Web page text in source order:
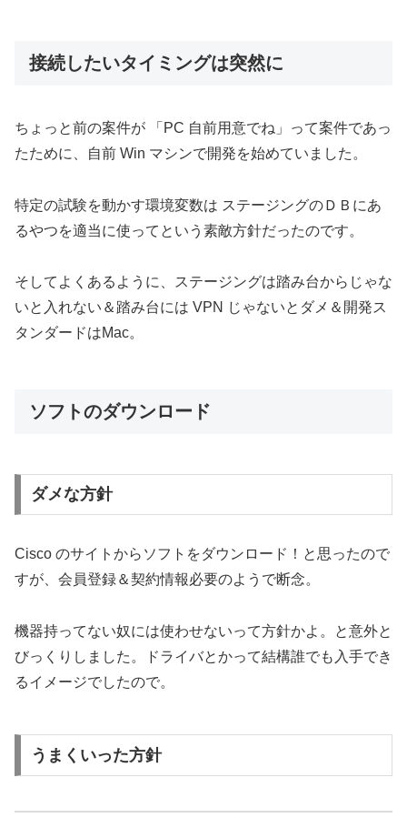
接続したいタイミングは突然に
ちょっと前の案件が 「PC 自前用意でね」って案件であっ
たために、自前 Win マシンで開発を始めていました。
特定の試験を動かす環境変数は ステージングのＤＢにあ
るやつを適当に使ってという素敵方針だったのです。
そしてよくあるように、ステージングは踏み台からじゃな
いと入れない＆踏み台には VPN じゃないとダメ＆開発ス
タンダードはMac。
ソフトのダウンロード
ダメな方針
Cisco のサイトからソフトをダウンロード！と思ったので
すが、会員登録＆契約情報必要のようで断念。
機器持ってない奴には使わせないって方針かよ。と意外と
びっくりしました。ドライバとかって結構誰でも入手でき
るイメージでしたので。
うまくいった方針